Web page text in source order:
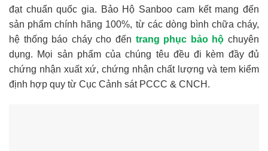
đạt chuẩn quốc gia. Bảo Hộ Sanboo cam kết mang đến
sản phẩm chính hãng 100%, từ các dòng bình chữa cháy,
hệ thống báo cháy cho đến trang phục bảo hộ chuyên
dụng. Mọi sản phẩm của chúng têu đều đi kèm đầy đủ
chứng nhận xuất xứ, chứng nhận chất lượng và tem kiểm
định hợp quy từ Cục Cảnh sát PCCC & CNCH.